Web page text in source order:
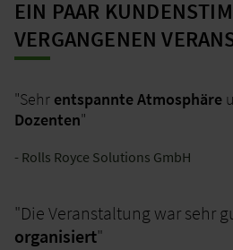
EIN PAAR
VERGANGENEN
"Sehr entspannte Atmosphäre
Dozenten"
- Rolls Royce Solutions GmbH
"Die Veranstaltung war sehr
organisiert"